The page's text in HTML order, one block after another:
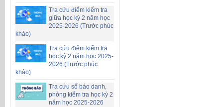
Tra cứu điểm kiểm tra
giữa học kỳ 2 năm học
2025-2026 (Trước phúc
khảo)
Tra cứu điểm kiểm tra
học kỳ 2 năm học 2025-
2026 (Trước phúc
khảo)
Tra cứu số báo danh,
phòng kiểm tra học kỳ 2
năm học 2025-2026